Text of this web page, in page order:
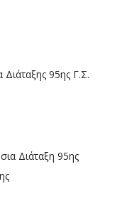
Διάταξης 95ης Γ.Σ.
Διάταξη 95ης